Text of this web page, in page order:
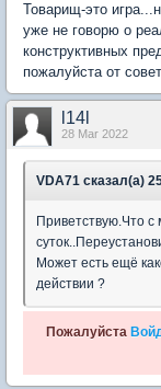
Товарищ-это
уже не говорю о
конструктивных
пожалуйста от
l14l
28 Mar 2022
VDA71 сказал(а)
Приветствую.Что с
Может есть ещё
действии ?
Пожалуйста